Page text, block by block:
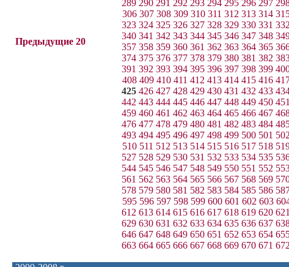
Предыдущие 20
289 290 291 292 293 294 295 296 297
306 307 308 309 310 311 312 313 314
323 324 325 326 327 328 329 330 331 332
340 341 342 343 344 345 346 347 348
357 358 359 360 361 362 363 364 365
374 375 376 377 378 379 380 381 382
391 392 393 394 395 396 397 398 399
408 409 410 411 412 413 414 415 416
425 426 427 428 429 430 431 432 433
442 443 444 445 446 447 448 449 450 451
459 460 461 462 463 464 465 466 467
476 477 478 479 480 481 482 483 484
493 494 495 496 497 498 499 500 501 502
510 511 512 513 514 515 516 517 518
527 528 529 530 531 532 533 534 535
544 545 546 547 548 549 550 551 552
561 562 563 564 565 566 567 568 569
578 579 580 581 582 583 584 585 586
595 596 597 598 599 600 601 602 603
612 613 614 615 616 617 618 619 620 621
629 630 631 632 633 634 635 636 637
646 647 648 649 650 651 652 653 654
663 664 665 666 667 668 669 670 671 672